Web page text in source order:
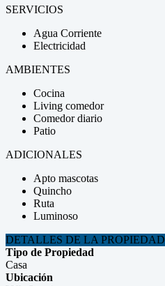
SERVICIOS
Agua Corriente
Electricidad
AMBIENTES
Cocina
Living comedor
Comedor diario
Patio
ADICIONALES
Apto mascotas
Quincho
Ruta
Luminoso
DETALLES DE LA PROPIEDAD
Tipo de Propiedad
Casa
Ubicación